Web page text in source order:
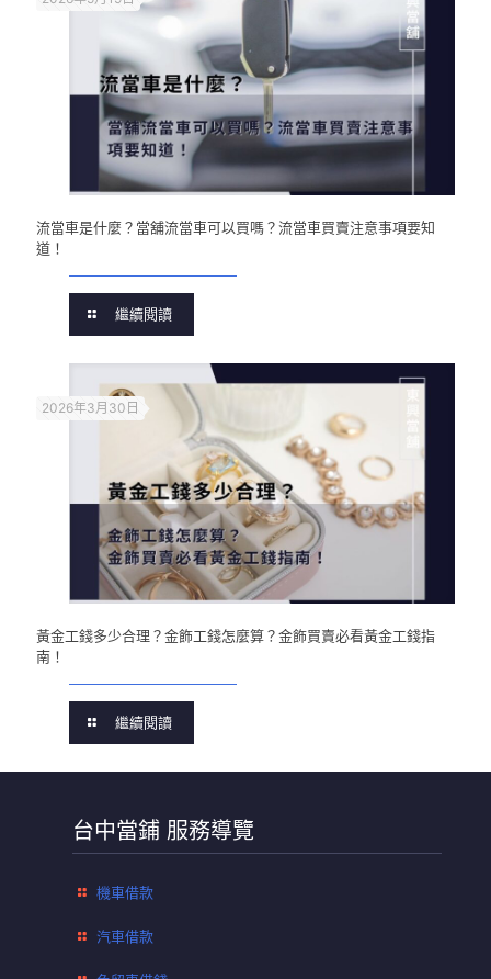
流當車是什麼？當舖流當車可以買嗎？流當車買賣注意事項要知
道！
繼續閱讀
2026年3月30日
黃金工錢多少合理？金飾工錢怎麼算？金飾買賣必看黃金工錢指
南！
繼續閱讀
台中當鋪 服務導覽
機車借款
汽車借款